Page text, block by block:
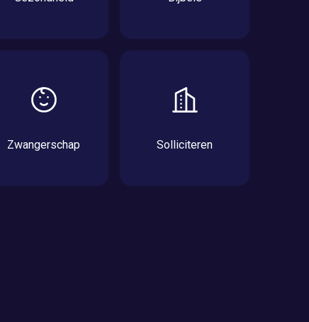
Zwangerschap Solliciteren